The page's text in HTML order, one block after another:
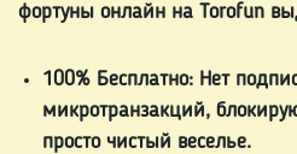
фортуны онлайн на Torofun
100% Бесплатно: Нет
микротранзакций,
просто чистый веселье.